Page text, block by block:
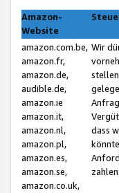
Amazon-
Website
amazon.com.be,
amazon.fr,
amazon.de,
audible.de,
amazon.ie
amazon.it,
amazon.nl,
amazon.pl,
amazon.es,
amazon.se,
amazon.co.uk,
Wir
dass
zahlen.